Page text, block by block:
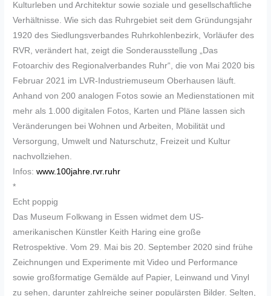
Kulturleben und Architektur sowie soziale und gesellschaftliche
Verhältnisse. Wie sich das Ruhrgebiet seit dem Gründungsjahr
1920 des Siedlungsverbandes Ruhrkohlenbezirk, Vorläufer des
RVR, verändert hat, zeigt die Sonderausstellung „Das
Fotoarchiv des Regionalverbandes Ruhr“, die von Mai 2020 bis
Februar 2021 im LVR-Industriemuseum Oberhausen läuft.
Anhand von 200 analogen Fotos sowie an Medienstationen mit
mehr als 1.000 digitalen Fotos, Karten und Pläne lassen sich
Veränderungen bei Wohnen und Arbeiten, Mobilität und
Versorgung, Umwelt und Naturschutz, Freizeit und Kultur
nachvollziehen.
Infos:www.100jahre.rvr.ruhr
*
Echt poppig
Das Museum Folkwang in Essen widmet dem US-
amerikanischen Künstler Keith Haring eine große
Retrospektive. Vom 29. Mai bis 20. September 2020 sind frühe
Zeichnungen und Experimente mit Video und Performance
sowie großformatige Gemälde auf Papier, Leinwand und Vinyl
zu sehen, darunter zahlreiche seiner populärsten Bilder. Selten,